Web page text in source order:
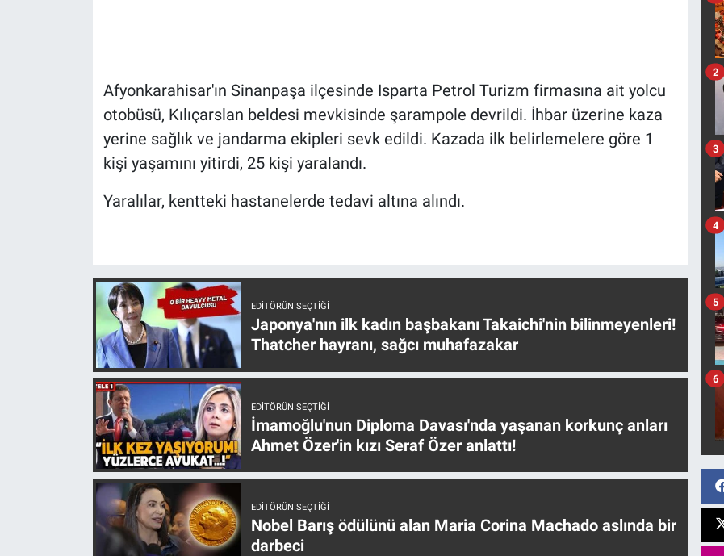
Afyonkarahisar'ın Sinanpaşa ilçesinde Isparta Petrol Turizm firmasına ait yolcu
otobüsü, Kılıçarslan beldesi mevkisinde şarampole devrildi. İhbar üzerine kaza
yerine sağlık ve jandarma ekipleri sevk edildi. Kazada ilk belirlemelere göre 1
kişi yaşamını yitirdi, 25 kişi yaralandı.
Yaralılar, kentteki hastanelerde tedavi altına alındı.
EDITÖRÜN SEÇTIĞI
Japonya'nın ilk kadın başbakanı Takaichi'nin bilinmeyenleri!
Thatcher hayranı, sağcı muhafazakar
EDITÖRÜN SEÇTIĞI
İmamoğlu'nun Diploma Davası'nda yaşanan korkunç anları
Ahmet Özer'in kızı Seraf Özer anlattı!
EDITÖRÜN SEÇTIĞI
Nobel Barış ödülünü alan Maria Corina Machado aslında bir
darbeci
2
3
4
5
6
Günün görüntüsü
Kültür Sanat
Ne demişti
Programlar